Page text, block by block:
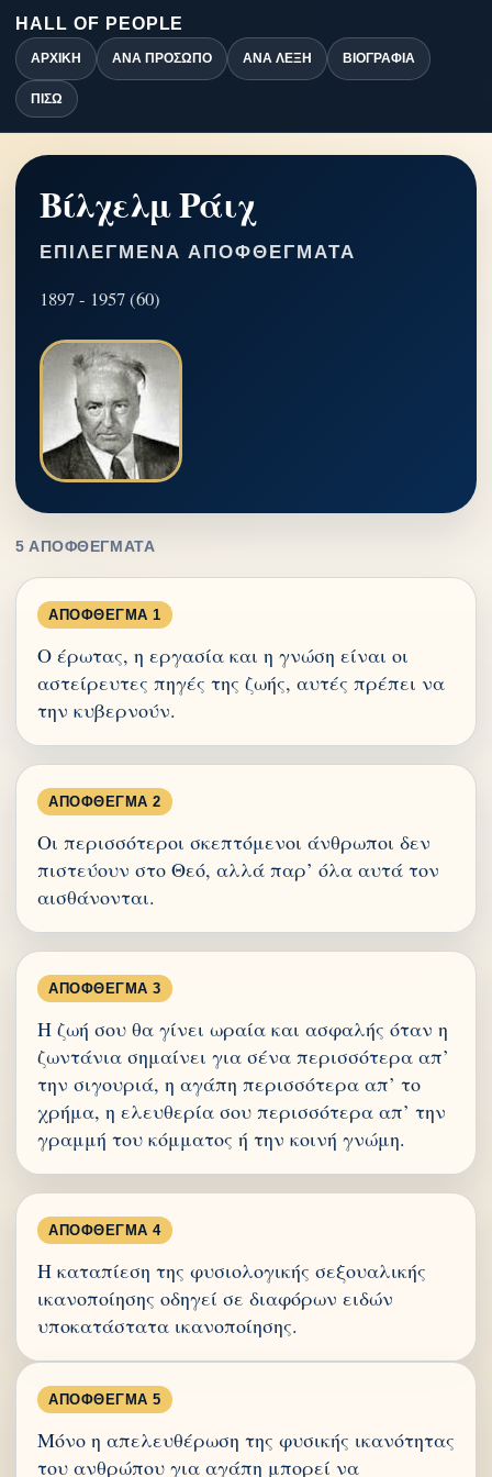
HALL OF PEOPLE
ΑΡΧΙΚΉ ΑΝΆ ΠΡΌΣΩΠΟ ΑΝΆ ΛΈΞΗ ΒΙΟΓΡΑΦΊΑ
ΠΊΣΩ
Βίλχελμ Ράιχ
ΕΠΙΛΕΓΜΈΝΑ ΑΠΟΦΘΈΓΜΑΤΑ
1897 - 1957 (60)
5 ΑΠΟΦΘΈΓΜΑΤΑ
ΑΠΌΦΘΕΓΜΑ 1
Ο έρωτας, η εργασία και η γνώση είναι οι
αστείρευτες πηγές της ζωής, αυτές πρέπει να
την κυβερνούν.
ΑΠΌΦΘΕΓΜΑ 2
Οι περισσότεροι σκεπτόμενοι άνθρωποι δεν
πιστεύουν στο Θεό, αλλά παρ’ όλα αυτά τον
αισθάνονται.
ΑΠΌΦΘΕΓΜΑ 3
Η ζωή σου θα γίνει ωραία και ασφαλής όταν η
ζωντάνια σημαίνει για σένα περισσότερα απ’
την σιγουριά, η αγάπη περισσότερα απ’ το
χρήμα, η ελευθερία σου περισσότερα απ’ την
γραμμή του κόμματος ή την κοινή γνώμη.
ΑΠΌΦΘΕΓΜΑ 4
Η καταπίεση της φυσιολογικής σεξουαλικής
ικανοποίησης οδηγεί σε διαφόρων ειδών
υποκατάστατα ικανοποίησης.
ΑΠΌΦΘΕΓΜΑ 5
Μόνο η απελευθέρωση της φυσικής ικανότητας
του ανθρώπου για αγάπη μπορεί να